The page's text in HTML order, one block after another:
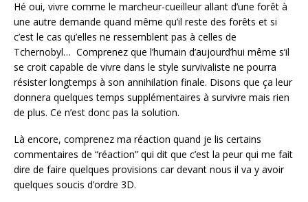
Hé oui, vivre comme le marcheur-cueilleur allant d’une forêt à
une autre demande quand même qu’il reste des forêts et si
c’est le cas qu’elles ne ressemblent pas à celles de
Tchernobyl… Comprenez que l’humain d’aujourd’hui même s’il
se croit capable de vivre dans le style survivaliste ne pourra
résister longtemps à son annihilation finale. Disons que ça leur
donnera quelques temps supplémentaires à survivre mais rien
de plus. Ce n’est donc pas la solution.
Là encore, comprenez ma réaction quand je lis certains
commentaires de “réaction” qui dit que c’est la peur qui me fait
dire de faire quelques provisions car devant nous il va y avoir
quelques soucis d’ordre 3D.